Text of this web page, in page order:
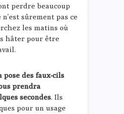
perdre beaucoup
sûrement pas ce
les matins où
hâter pour être
pose des faux-cils
prendra
secondes. Ils
pour un usage